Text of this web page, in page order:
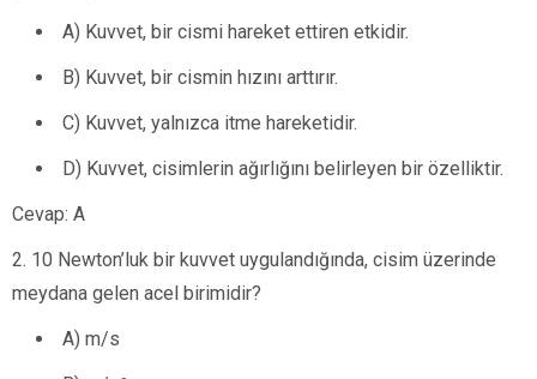
A) Kuvvet, bir cismi hareket ettiren etkidir.
B) Kuvvet, bir cismin hızını arttırır.
C) Kuvvet, yalnızca itme hareketidir.
D) Kuvvet, cisimlerin ağırlığını belirleyen bir özelliktir.
Cevap: A
2. 10 Newton’luk bir kuvvet uygulandığında, cisim üzerinde
meydana gelen acel birimidir?
A) m/s